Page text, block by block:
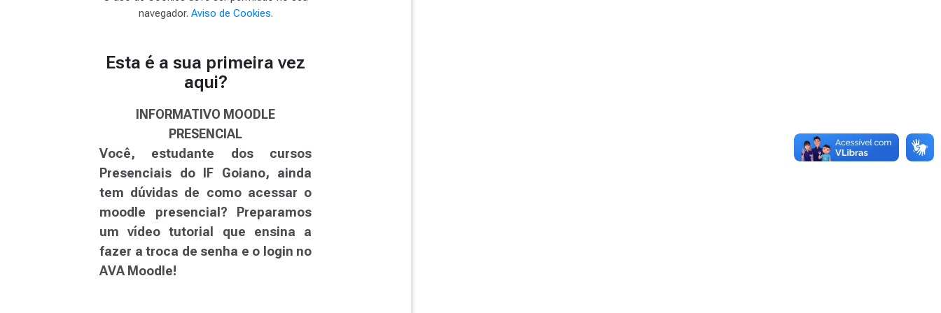
navegador. Aviso de Cookies.
Esta é a sua primeira vez
aqui?
INFORMATIVO MOODLE
PRESENCIAL
Você, estudante dos cursos
Presenciais do IF Goiano, ainda
tem dúvidas de como acessar o
moodle presencial? Preparamos
um vídeo tutorial que ensina a
fazer a troca de senha e o login no
AVA Moodle!